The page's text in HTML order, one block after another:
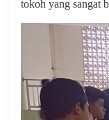
tokoh yang sangat